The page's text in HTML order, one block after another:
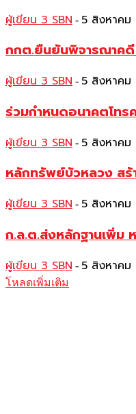
ผู้เขียน 3 SBN - 5 สิงหาค
กกต.ยืนยันพิจารณาคดี
ผู้เขียน 3 SBN - 5 สิงหาค
ร่วมกำหนดอนาคตโท
ผู้เขียน 3 SBN - 5 สิงหาค
หลักทรัพย์บัวหลวง ส
ผู้เขียน 3 SBN - 5 สิงหาค
ก.ล.ต.ส่งหลักฐานเพิ่ม
ผู้เขียน 3 SBN - 5 สิงหาค
โหลดเพิ่มเติม